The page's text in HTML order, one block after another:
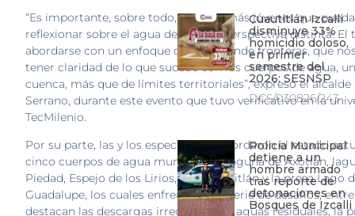
“Es importante, sobre todo, las y los más jóvenes que
reflexionar sobre el agua desde una perspectiva distinta. El
abordarse con un enfoque que trasciende fronteras, que
tener claridad de lo que sucede con los cuerpos de agua,
cuenca, más que de límites territoriales”, expresó el alcalde
Serrano, durante este evento que tuvo verificativo en la
TecMilenio.
Por su parte, las y los especialistas abordaron el estado
cinco cuerpos de agua municipales: laguna de Axotlán,
Piedad, Espejo de los Lirios, Río Cuautitlán y la presa Lago
Guadalupe, los cuales enfrentan una serie de desafíos,
destacan las descargas irregulares de aguas residuales, la
Cuautitlán Izcalli
disminuye 33%
homicidio doloso,
en primer
semestre del
2026: SESNSP
DCS/030826/243
Policía Municipal
detiene a un
hombre armado
tras reporte de
detonaciones en
Bosques de Izcalli